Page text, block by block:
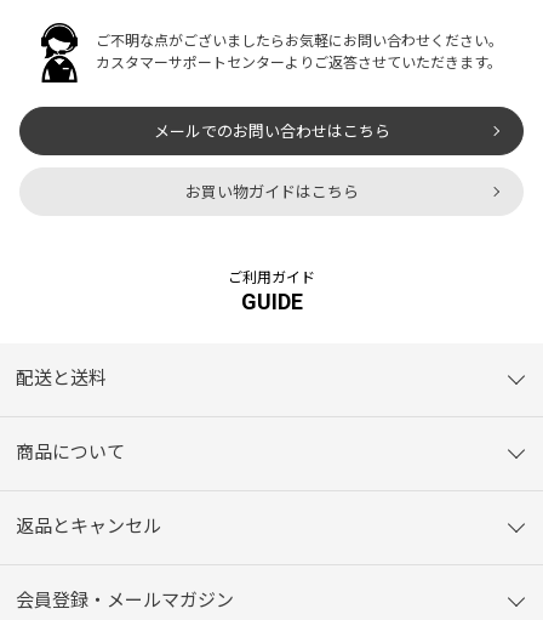
ご不明な点がございましたらお気軽にお問い合わせください。
カスタマーサポートセンターよりご返答させていただきます。
メールでのお問い合わせはこちら
お買い物ガイドはこちら
ご利用ガイド
GUIDE
配送と送料
商品について
返品とキャンセル
会員登録・メールマガジン